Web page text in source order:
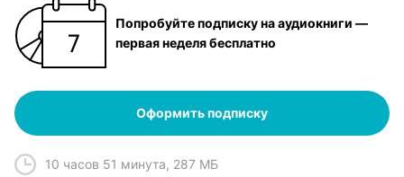
Попробуйте подписку на аудиокниги —
первая неделя бесплатно
Оформить подписку
10 часов 51 минута, 287 МБ